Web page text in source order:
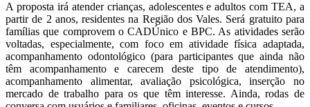
A proposta irá atender crianças, adolescentes e adultos com TEA, a
partir de 2 anos, residentes na Região dos Vales. Será gratuito para
famílias que comprovem o CADÚnico e BPC. As atividades serão
voltadas, especialmente, com foco em atividade física adaptada,
acompanhamento odontológico (para participantes que ainda não
têm acompanhamento e carecem deste tipo de atendimento),
acompanhamento alimentar, avaliação psicológica, inserção no
mercado de trabalho para os que têm interesse. Ainda, rodas de